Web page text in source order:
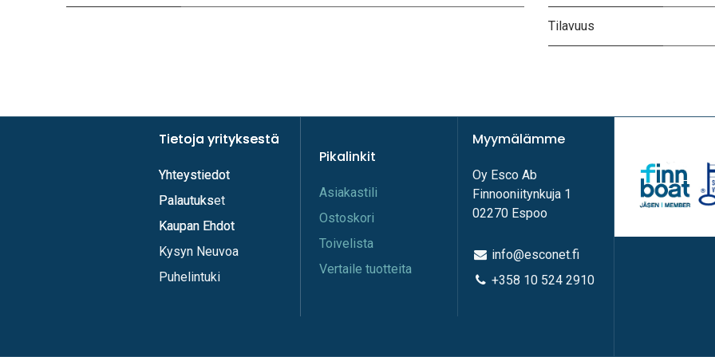
Tilavuus
Pikalinkit
A​s​iakastili
Os​toskori
Toi​velista
Vertaile tuotteita
Myymälämme
Oy Esco Ab
Finnooniitynkuja 1
02270 Espoo
info@esconet.fi
+358 10 524 2910
Tietoja yrityksestä
Yhteystiedot
Palautukset
Kaupan Ehdot
Tietoja yrityksestä
Yhteystiedot
Palautuks
Kaupan Ehdot
Kysyn Neuvoa
Puhelintuki